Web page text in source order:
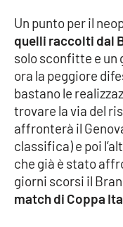
Venti di
STREAMING
LaC TV
LaC Network
LaC OnAir
Un punto per il
quelli raccolti dal
solo sconfitte e un
ora la peggiore
bastano le
trovare la via del
affronterà il
classifica) e poi
che già è stato
giorni scorsi il
match di Coppa